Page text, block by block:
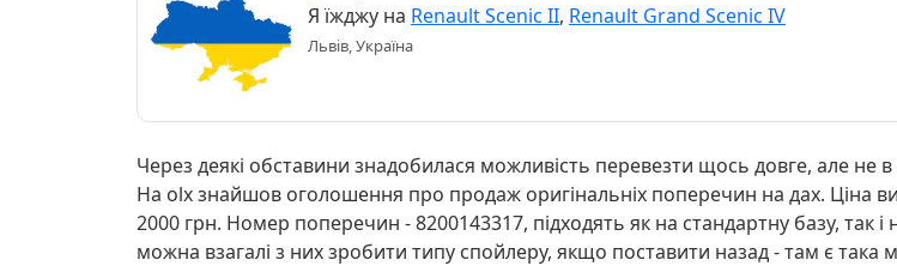
Я їжджу на Renault Scenic II, Renault Grand Scenic IV
Львів, Україна
Через деякі обставини знадобилася можливість перевезти щось довге, але не
На olx знайшов оголошення про продаж оригінальніх поперечин на дах. Ціна
2000 грн. Номер поперечин - 8200143317, підходять як на стандартну базу, так
можна взагалі з них зробити типу спойлеру, якщо поставити назад - там є